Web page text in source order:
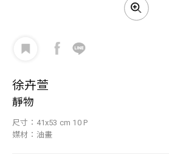
徐卉萱
靜物
尺寸：41x53 cm 10 P
媒材：油畫